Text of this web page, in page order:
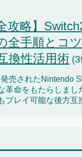
攻略】
全手順とコ
換性活用術
売されたNintendo
革命をもたらしまし
プレイ可能な後方互